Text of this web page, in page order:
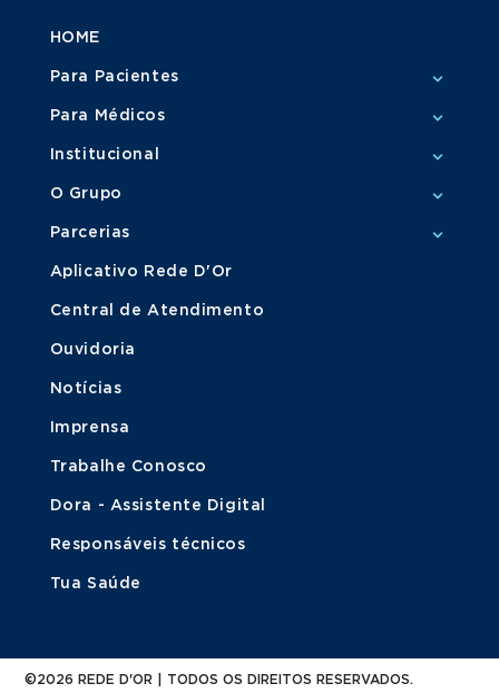
HOME
Para Pacientes
Para Médicos
Institucional
O Grupo
Parcerias
Aplicativo Rede D'Or
Central de Atendimento
Ouvidoria
Notícias
Imprensa
Trabalhe Conosco
Dora - Assistente Digital
Responsáveis técnicos
Tua Saúde
©2026 REDE D'OR | TODOS OS DIREITOS RESERVADOS.